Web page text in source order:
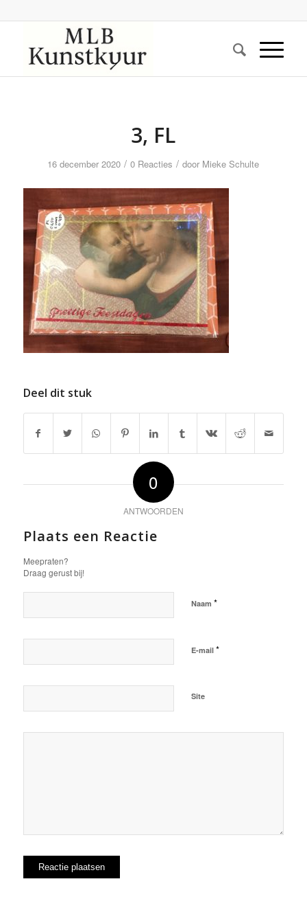
3, FL
16 december 2020 / 0 Reacties / door Mieke Schulte
Deel dit stuk
0
ANTWOORDEN
Plaats een Reactie
Meepraten?
Draag gerust bij!
Naam *
E-mail *
Site